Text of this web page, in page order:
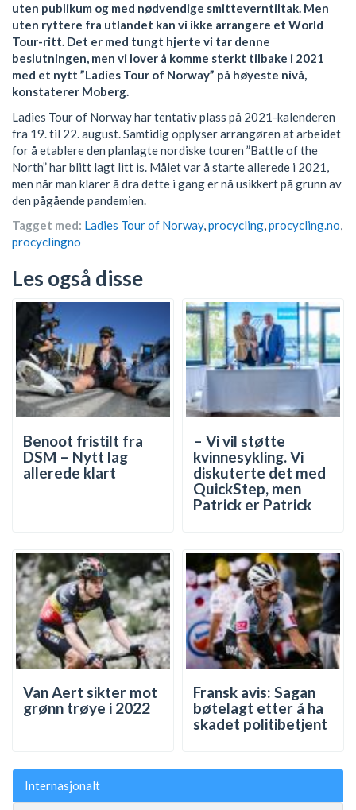
uten publikum og med nødvendige smitteverntiltak. Men
uten ryttere fra utlandet kan vi ikke arrangere et World
Tour-ritt. Det er med tungt hjerte vi tar denne
beslutningen, men vi lover å komme sterkt tilbake i 2021
med et nytt ”Ladies Tour of Norway” på høyeste nivå,
konstaterer Moberg.
Ladies Tour of Norway har tentativ plass på 2021-kalenderen
fra 19. til 22. august. Samtidig opplyser arrangøren at arbeidet
for å etablere den planlagte nordiske touren ”Battle of the
North” har blitt lagt litt is. Målet var å starte allerede i 2021,
men når man klarer å dra dette i gang er nå usikkert på grunn av
den pågående pandemien.
Tagget med: Ladies Tour of Norway,procycling,procycling.no,
procyclingno
Les også disse
Benoot fristilt fra
DSM – Nytt lag
allerede klart
– Vi vil støtte
kvinnesykling. Vi
diskuterte det med
QuickStep, men
Patrick er Patrick
Van Aert sikter mot
grønn trøye i 2022
Fransk avis: Sagan
bøtelagt etter å ha
skadet politibetjent
Internasjonalt